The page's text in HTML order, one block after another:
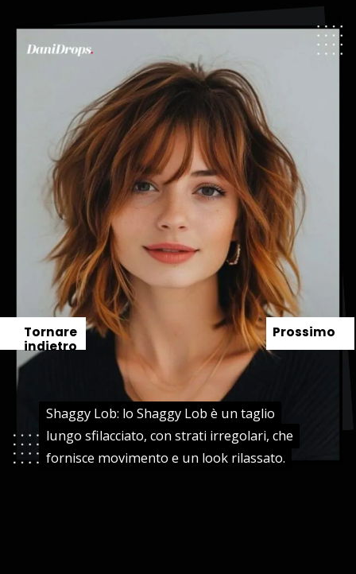
Shaggy Lob: lo Shaggy Lob è un taglio
lungo sfilacciato, con strati irregolari, che
fornisce movimento e un look rilassato.
Shaggy Lob: lo Shaggy Lob è un taglio
lungo sfilacciato, con strati irregolari, che
fornisce movimento e un look rilassato.
Prossimo
Tornare
indietro